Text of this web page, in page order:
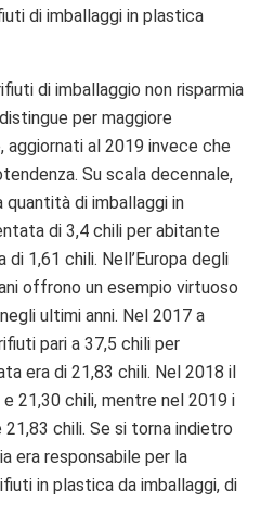
di imballaggi in plastica
di imballaggio non risparmia
per maggiore
al 2019 invece che
Su scala decennale,
quantità di imballaggi in
di 3,4 chili per abitante
1,61 chili. Nell’Europa degli
offrono un esempio virtuoso
ultimi anni. Nel 2017 a
pari a 37,5 chili per
era di 21,83 chili. Nel 2018 il
21,30 chili, mentre nel 2019 i
chili. Se si torna indietro
era responsabile per la
in plastica da imballaggi, di